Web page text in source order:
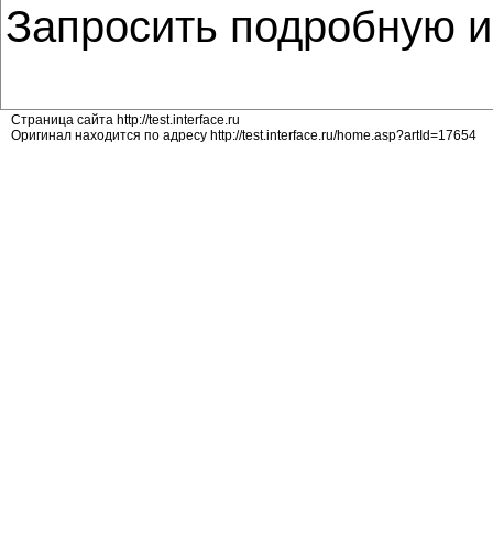
Запросить
Страница сайта http://test.interface.ru
Оригинал находится по адресу http://test.interface.ru/home.asp?artId=17654